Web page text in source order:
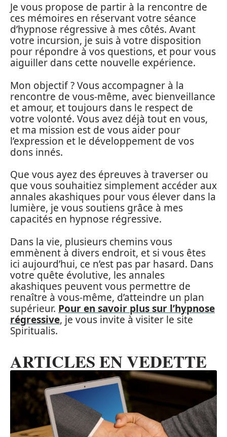
Je vous propose de partir à la rencontre de
ces mémoires en réservant votre séance
d’hypnose régressive à mes côtés. Avant
votre incursion, je suis à votre disposition
pour répondre à vos questions, et pour vous
aiguiller dans cette nouvelle expérience.
Mon objectif ? Vous accompagner à la
rencontre de vous-même, avec bienveillance
et amour, et toujours dans le respect de
votre volonté. Vous avez déjà tout en vous,
et ma mission est de vous aider pour
l’expression et le développement de vos
dons innés.
Que vous ayez des épreuves à traverser ou
que vous souhaitiez simplement accéder aux
annales akashiques pour vous élever dans la
lumière, je vous soutiens grâce à mes
capacités en hypnose régressive.
Dans la vie, plusieurs chemins vous
emmènent à divers endroit, et si vous êtes
ici aujourd’hui, ce n’est pas par hasard. Dans
votre quête évolutive, les annales
akashiques peuvent vous permettre de
renaître à vous-même, d’atteindre un plan
supérieur. Pour en savoir plus sur l’hypnose
régressive, je vous invite à visiter le site
Spiritualis.
ARTICLES EN VEDETTE